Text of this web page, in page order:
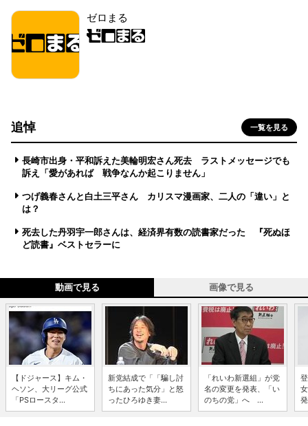
ゼロまる
追悼 一覧を見る
長崎市出身・平和訴えた美輪明宏さん死去 ラストメッセージでも
訴え「愛があれば 戦争なんか起こりません」
つげ義春さんと白土三平さん カリスマ漫画家、二人の「違い」と
は？
死去した丹羽宇一郎さんは、経済界有数の読書家だった 『死ぬほ
ど読書』ベストセラーに
動画で見る 画像で見る
【ドジャース】キム・
ヘソン、大リーグ公式
「PSロースタ...
新党結成で「「騙し討
ちにあった気分」と怒
ったひろゆき妻...
「れいわ新選組」が党
名の変更を発表、「い
のちの党」へ ...